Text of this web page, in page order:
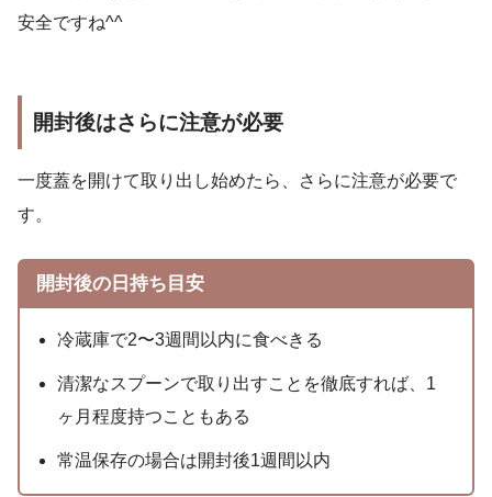
安全ですね^^
開封後はさらに注意が必要
一度蓋を開けて取り出し始めたら、さらに注意が必要で
す。
開封後の日持ち目安
冷蔵庫で2〜3週間以内に食べきる
清潔なスプーンで取り出すことを徹底すれば、1
ヶ月程度持つこともある
常温保存の場合は開封後1週間以内